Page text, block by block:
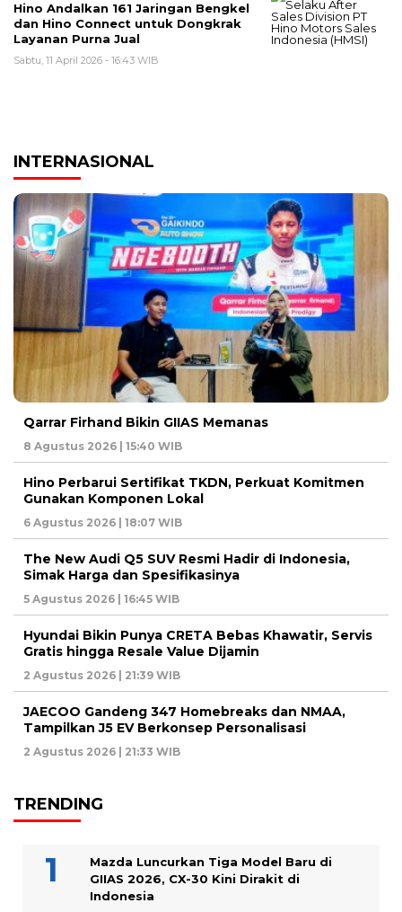
Hino Andalkan 161 Jaringan Bengkel
dan Hino Connect untuk Dongkrak
Layanan Purna Jual
Sabtu, 11 April 2026 - 16:43 WIB
INTERNASIONAL
Qarrar Firhand Bikin GIIAS Memanas
8 Agustus 2026 | 15:40 WIB
Hino Perbarui Sertifikat TKDN, Perkuat Komitmen
Gunakan Komponen Lokal
6 Agustus 2026 | 18:07 WIB
The New Audi Q5 SUV Resmi Hadir di Indonesia,
Simak Harga dan Spesifikasinya
5 Agustus 2026 | 16:45 WIB
Hyundai Bikin Punya CRETA Bebas Khawatir, Servis
Gratis hingga Resale Value Dijamin
2 Agustus 2026 | 21:39 WIB
JAECOO Gandeng 347 Homebreaks dan NMAA,
Tampilkan J5 EV Berkonsep Personalisasi
2 Agustus 2026 | 21:33 WIB
TRENDING
Mazda Luncurkan Tiga Model Baru di
GIIAS 2026, CX-30 Kini Dirakit di
Indonesia